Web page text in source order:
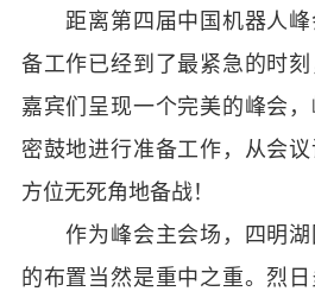
距离第四届中国机器人峰
备工作已经到了最紧急的时
嘉宾们呈现一个完美的峰会
密鼓地进行准备工作，从会
方位无死角地备战！
作为峰会主会场，四明湖
的布置当然是重中之重。烈